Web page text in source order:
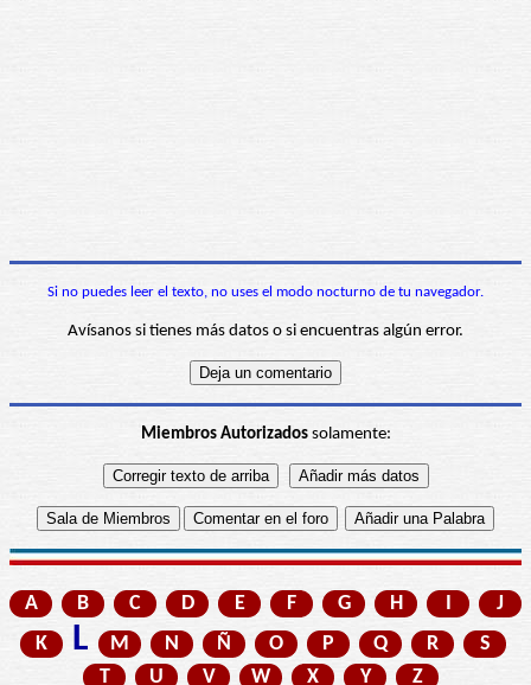
Si no puedes leer el texto, no uses el modo nocturno de tu navegador.
Avísanos si tienes más datos o si encuentras algún error.
Miembros Autorizadossolamente:
A B C D E F G H I
J
K
L M N Ñ O P Q R
S
T
U V W X Y Z